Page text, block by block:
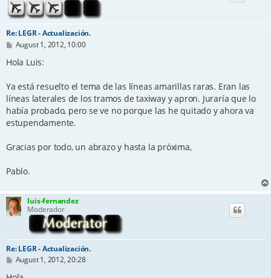
Re: LEGR - Actualización.
P
s
August 1, 2012, 10:00
Hola Luis:
Ya está resuelto el tema de las líneas amarillas raras. Eran las
líneas laterales de los tramos de taxiway y apron. Juraría que lo
había probado, pero se ve no porque las he quitado y ahora va
estupendamente.
Gracias por todo, un abrazo y hasta la próxima,
Pablo.
luis-fernandez
Moderador
Re: LEGR - Actualización.
PAugust 1, 2012, 20:28